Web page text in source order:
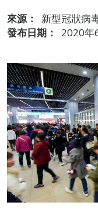
來源：
新型冠狀病
發布日期：
2020年